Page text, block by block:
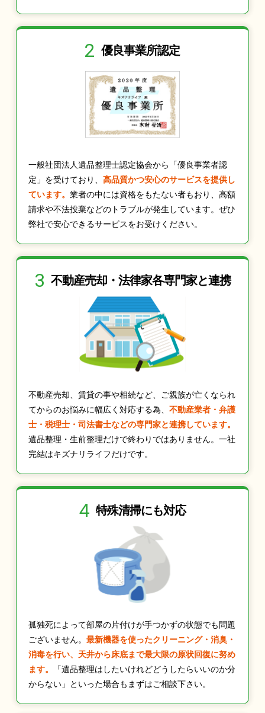
2 優良事業所認定
一般社団法人遺品整理士認定協会から「優良事業者認
定」を受けており、 高品質かつ安心のサービスを提供し
ています。 業者の中には資格をもたない者もおり、高額
請求や不法投棄などのトラブルが発生しています。ぜひ
弊社で安心できるサービスをお受けください。
3 不動産売却・法律家各専門家と連携
不動産売却、賃貸の事や相続など、ご親族が亡くなられ
てからのお悩みに幅広く対応する為、 不動産業者・弁護
士・税理士・司法書士などの専門家と連携しています。
遺品整理・生前整理だけで終わりではありません。一社
完結はキズナリライフだけです。
4 特殊清掃にも対応
孤独死によって部屋の片付けが手つかずの状態でも問題
ございません。 最新機器を使ったクリーニング・消臭・
消毒を行い、天井から床底まで最大限の原状回復に努め
ます。
「遺品整理はしたいけれどどうしたらいいのか分
からない」といった場合もまずはご相談下さい。